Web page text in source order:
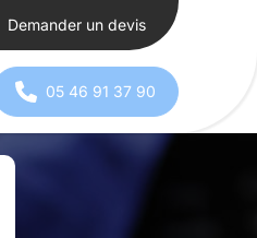
Demander un devis
05 46 91 37 90